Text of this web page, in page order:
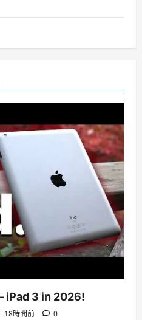
iPad 3 in 2026!
18時間前 0